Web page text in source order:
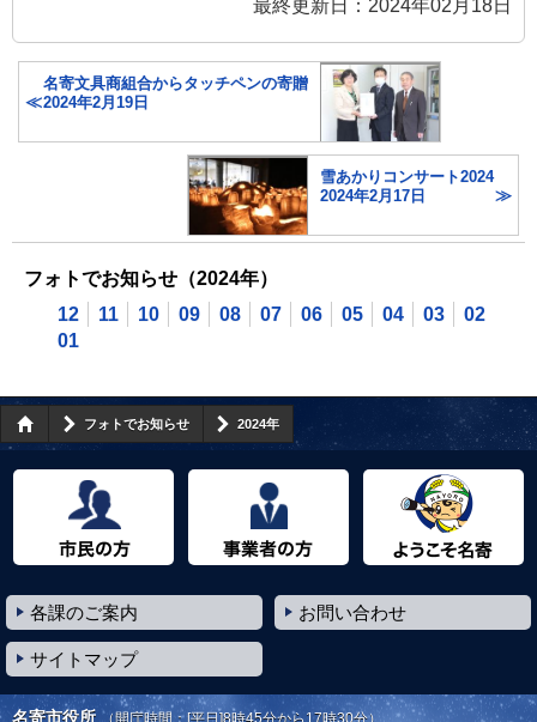
最終更新日：2024年02月18日
名寄文具商組合からタッチペンの寄贈
2024年2月19日
雪あかりコンサート2024
2024年2月17日
フォトでお知らせ（2024年）
12
11 10 09 08 07 06 05 04 03
02
01
フォトでお知らせ 2024年
各課のご案内 お問い合わせ
サイトマップ
名寄市役所 （開庁時間：[平日]8時45分から17時30分）